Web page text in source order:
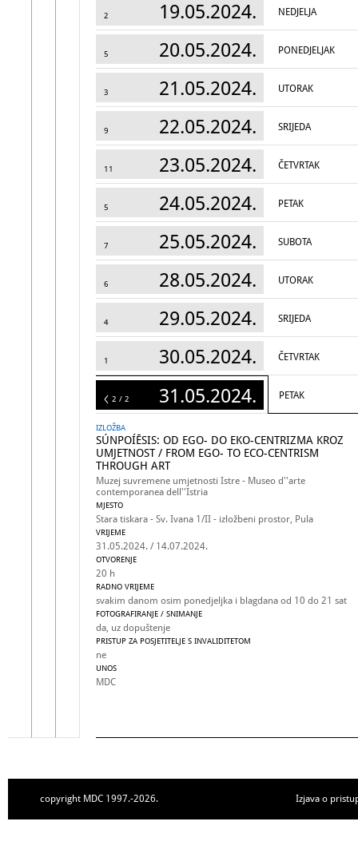
2 19.05.2024. NEDJELJA
5 20.05.2024. PONEDJELJAK
3 21.05.2024. UTORAK
9 22.05.2024. SRIJEDA
11 23.05.2024. ČETVRTAK
5 24.05.2024. PETAK
7 25.05.2024. SUBOTA
6 28.05.2024. UTORAK
4 29.05.2024. SRIJEDA
1 30.05.2024. ČETVRTAK
2 31.05.2024. PETAK
2 / 2
IZLOŽBA
SÚNPOÍĒSIS: OD EGO- DO EKO-CENTRIZMA KROZ
UMJETNOST / FROM EGO- TO ECO-CENTRISM
THROUGH ART
Muzej suvremene umjetnosti Istre - Museo d''arte
contemporanea dell''Istria
MJESTO
Stara tiskara - Sv. Ivana 1/II - izložbeni prostor, Pula
VRIJEME
31.05.2024. / 14.07.2024.
OTVORENJE
20 h
RADNO VRIJEME
svakim danom osim ponedjeljka i blagdana od 10 do 21 sat
FOTOGRAFIRANJE / SNIMANJE
da, uz dopuštenje
PRISTUP ZA POSJETITELJE S INVALIDITETOM
ne
UNOS
MDC
copyright MDC 1997.-2026. Izjava o